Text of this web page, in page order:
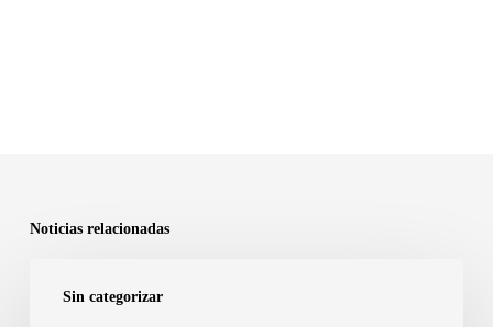
Noticias relacionadas
Sin categorizar
quatre